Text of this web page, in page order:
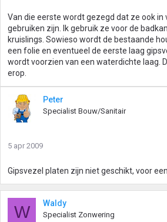
Van die eerste wordt gezegd dat ze ook in
gebruiken zijn. Ik gebruik ze voor de
kruislings. Sowieso wordt de bestaande
een folie en eventueel de eerste laag
wordt voorzien van een waterdichte laag.
erop.
Peter
Specialist Bouw/Sanitair
5 apr 2009
Gipsvezel platen zijn niet geschikt, voor
W Waldy
Specialist Zonwering